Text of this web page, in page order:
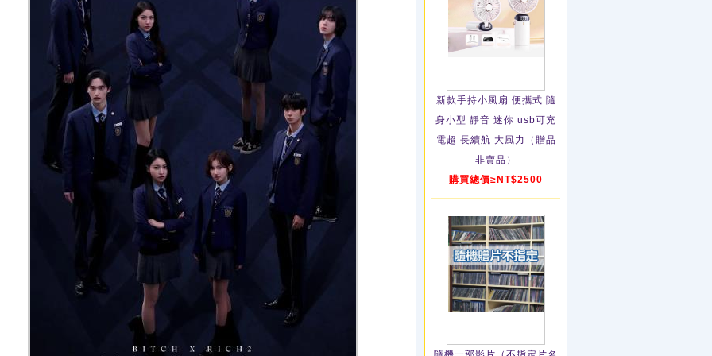
新款手持小風扇 便攜式 隨
身小型 靜音 迷你 usb可充
電超 長續航 大風力（贈品
非賣品）
購買總價≥NT$2500